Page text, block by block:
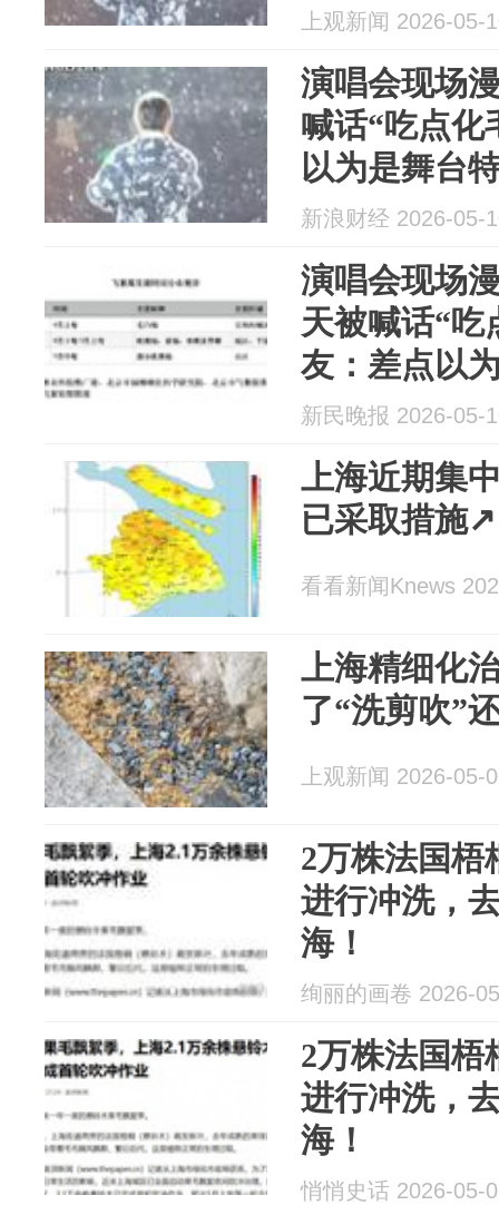
上观新闻 2026-05-
演唱会现场
喊话“吃点化
以为是舞台
新浪财经 2026-05-
演唱会现场
天被喊话“吃
友：差点以
新民晚报 2026-05-
上海近期集
已采取措施↗
看看新闻Knews
上海精细化
了“洗剪吹”
上观新闻 2026-05-
2万株法国梧
进行冲洗，
海！
绚丽的画卷 2026-
2万株法国梧
进行冲洗，
海！
悄悄史话 2026-05-